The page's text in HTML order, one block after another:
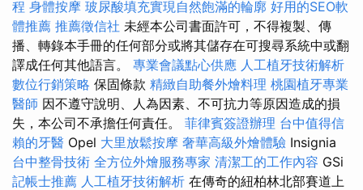
程 身體按摩 玻尿酸填充實現自然飽滿的輪廓 好用的SEO軟
體推薦 推薦徵信社 未經本公司書面許可，不得複製、傳
播、轉錄本手冊的任何部分或將其儲存在可搜尋系統中或翻
譯成任何其他語言。 專業會議點心供應 人工植牙技術解析
數位行銷策略 保固條款 精緻自助餐外燴料理 桃園植牙專業
醫師 因不遵守說明、人為因素、不可抗力等原因造成的損
失，本公司不承擔任何責任。 菲律賓簽證辦理 台中值得信
賴的牙醫 Opel 大里放鬆按摩 奢華高級外燴體驗 Insignia
台中整骨技術 全方位外燴服務專家 清潔工的工作內容 GSi
記帳士推薦 人工植牙技術解析 在傳奇的紐柏林北部賽道上